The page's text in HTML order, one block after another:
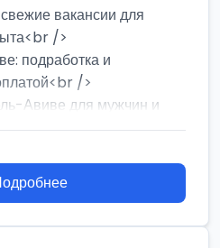
вакансии для
/>
подработка и
/>
Авиве для мужчин и